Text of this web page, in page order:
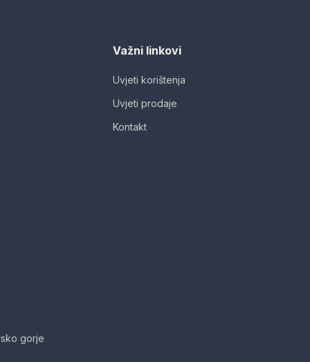
gorje
Važni linkovi
Uvjeti korištenja
Uvjeti prodaje
Kontakt